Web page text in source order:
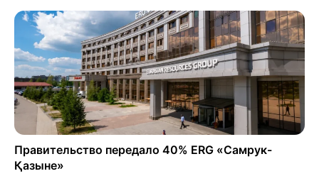
Правительство передало 40% ERG «Самрук-
Қазыне»